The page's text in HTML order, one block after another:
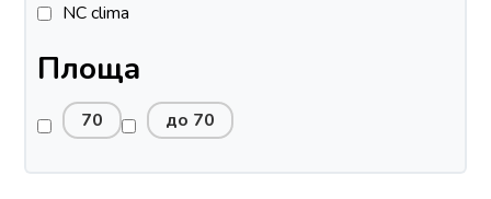
NC clima
Площа
70 до 70